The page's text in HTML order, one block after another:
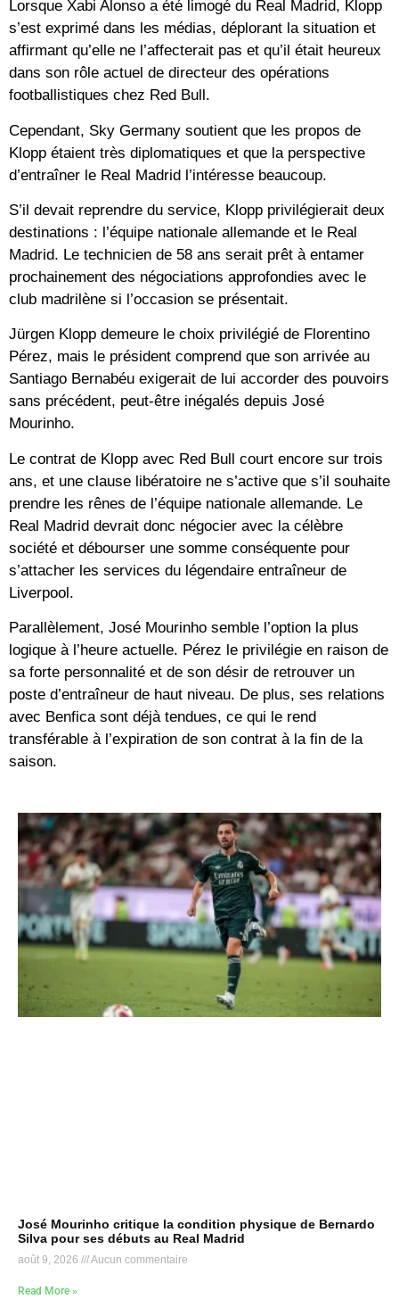
Lorsque Xabi Alonso a été limogé du Real Madrid, Klopp
s’est exprimé dans les médias, déplorant la situation et
affirmant qu’elle ne l’affecterait pas et qu’il était heureux
dans son rôle actuel de directeur des opérations
footballistiques chez Red Bull.
Cependant, Sky Germany soutient que les propos de
Klopp étaient très diplomatiques et que la perspective
d’entraîner le Real Madrid l’intéresse beaucoup.
S’il devait reprendre du service, Klopp privilégierait deux
destinations : l’équipe nationale allemande et le Real
Madrid. Le technicien de 58 ans serait prêt à entamer
prochainement des négociations approfondies avec le
club madrilène si l’occasion se présentait.
Jürgen Klopp demeure le choix privilégié de Florentino
Pérez, mais le président comprend que son arrivée au
Santiago Bernabéu exigerait de lui accorder des pouvoirs
sans précédent, peut-être inégalés depuis José
Mourinho.
Le contrat de Klopp avec Red Bull court encore sur trois
ans, et une clause libératoire ne s’active que s’il souhaite
prendre les rênes de l’équipe nationale allemande. Le
Real Madrid devrait donc négocier avec la célèbre
société et débourser une somme conséquente pour
s’attacher les services du légendaire entraîneur de
Liverpool.
Parallèlement, José Mourinho semble l’option la plus
logique à l’heure actuelle. Pérez le privilégie en raison de
sa forte personnalité et de son désir de retrouver un
poste d’entraîneur de haut niveau. De plus, ses relations
avec Benfica sont déjà tendues, ce qui le rend
transférable à l’expiration de son contrat à la fin de la
saison.
José Mourinho critique la condition physique de Bernardo
Silva pour ses débuts au Real Madrid
août 9, 2026 Aucun commentaire
Read More »